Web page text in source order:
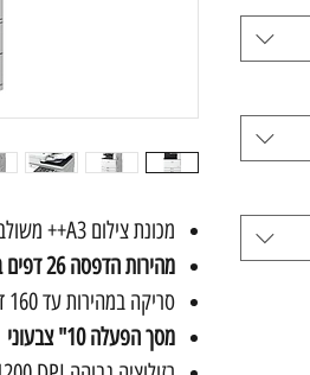
מכונת צילום A3++ משולבת (פקס אופציונלי)
מהירות הדפסה 26 דפים בדקה בש/ל ובצבע
סריקה במהירות עד 160 דפים בדקה
מסך הפעלה 10" צבעוני